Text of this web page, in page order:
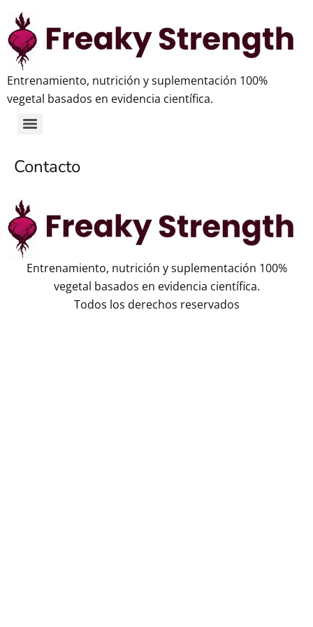
Entrenamiento, nutrición y suplementación 100%
vegetal basados en evidencia científica.
Contacto
Entrenamiento, nutrición y suplementación 100%
vegetal basados en evidencia científica.
Todos los derechos reservados